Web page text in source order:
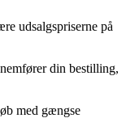
udsalgspriserne på
din bestilling,
med gængse